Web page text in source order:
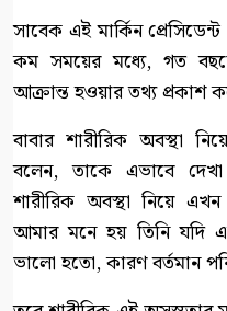
সাবেক এই মার্কিন
কম সময়ের মধ্যে, গত
আক্রান্ত হওয়ার তথ্য প্রকাশ
বাবার শারীরিক অবস্থা
বলেন, তাকে এভাবে
শারীরিক অবস্থা নিয়ে
আমার মনে হয় তিনি যদি
ভালো হতো, কারণ বর্তমান